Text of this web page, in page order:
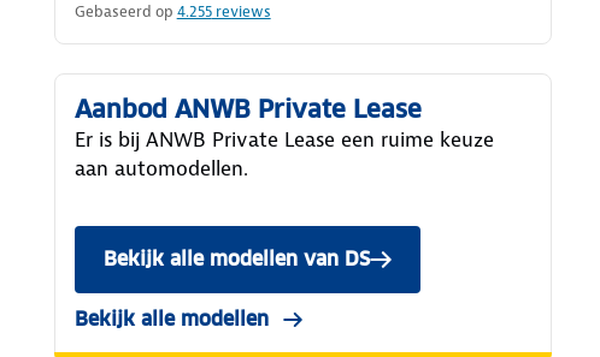
Gebaseerd op 4.255reviews
Aanbod ANWB Private Lease
Er is bij ANWB Private Lease een ruime keuze
aan automodellen.
Bekijk alle modellen van DS
Bekijk alle modellen